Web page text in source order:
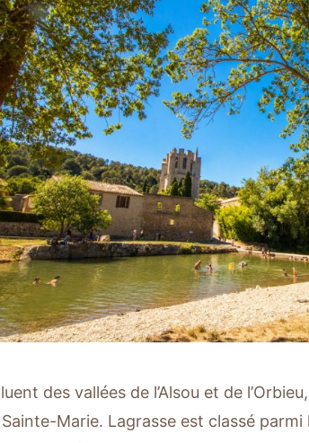
des vallées de l’Alsou et de
Marie. Lagrasse est classé